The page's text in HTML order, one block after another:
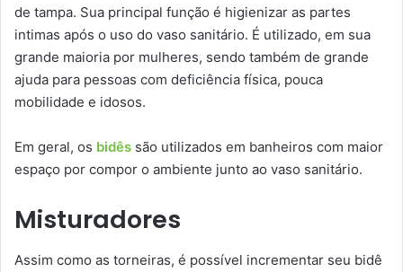
de tampa. Sua principal função é higienizar as partes
intimas após o uso do vaso sanitário. É utilizado, em sua
grande maioria por mulheres, sendo também de grande
ajuda para pessoas com deficiência física, pouca
mobilidade e idosos.
Em geral, os bidês são utilizados em banheiros com maior
espaço por compor o ambiente junto ao vaso sanitário.
Misturadores
Assim como as torneiras, é possível incrementar seu bidê